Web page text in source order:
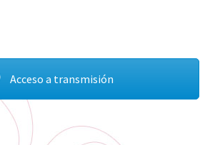
Acceso a transmisión